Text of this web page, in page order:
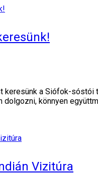
a Siófok-sóstói
könnyen
Vizitúra